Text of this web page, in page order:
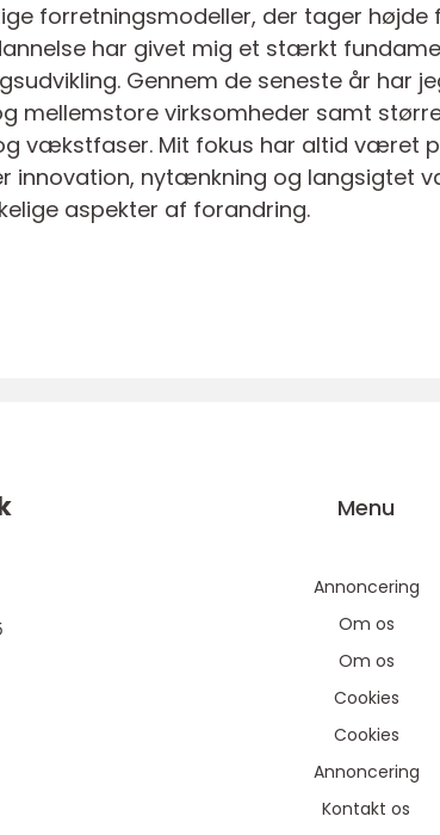
forretningsmodeller, der tager højde
har givet mig et stærkt
Gennem de seneste år har
mellemstore virksomheder samt
vækstfaser. Mit fokus har altid været
innovation, nytænkning og langsigtet
aspekter af forandring.
Menu
Annoncering
Om os
Om os
Cookies
Cookies
Annoncering
Kontakt os